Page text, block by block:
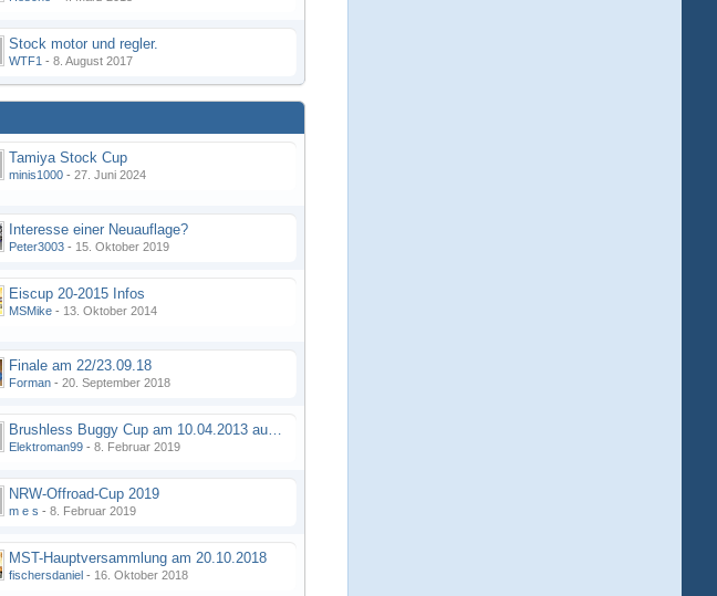
Stock motor und regler.
WTF1 - 8. August 2017
Tamiya Stock Cup
minis1000 - 27. Juni 2024
Interesse einer Neuauflage?
Peter3003 - 15. Oktober 2019
Eiscup 20-2015 Infos
MSMike - 13. Oktober 2014
Finale am 22/23.09.18
Forman - 20. September 2018
Brushless Buggy Cup am 10.04.2013 auf der Intermodellbau in Dortmund
Elektroman99 - 8. Februar 2019
NRW-Offroad-Cup 2019
m e s - 8. Februar 2019
MST-Hauptversammlung am 20.10.2018
fischersdaniel - 16. Oktober 2018